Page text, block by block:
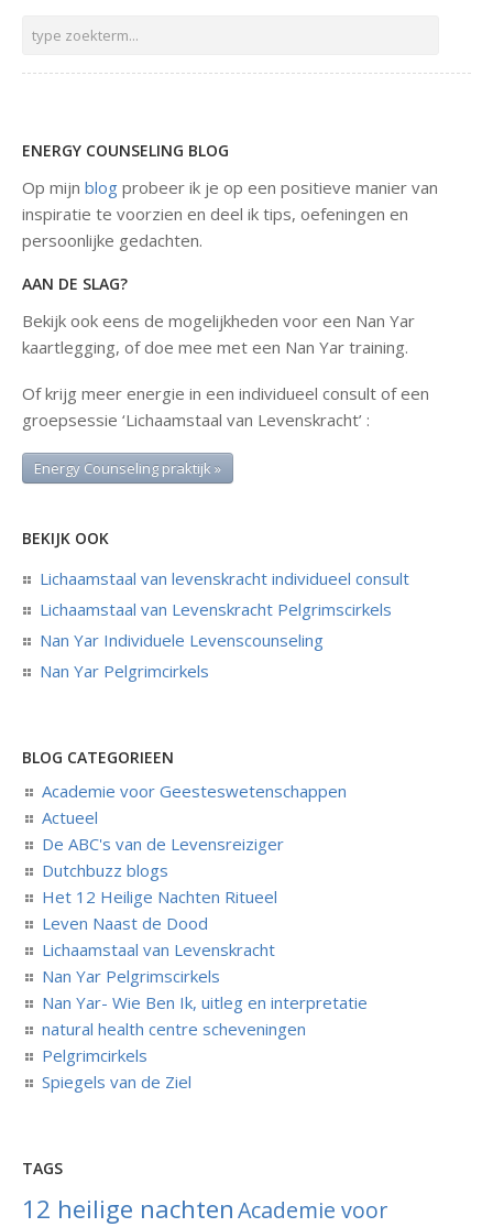
ENERGY COUNSELING BLOG
Op mijn blog probeer ik je op een positieve manier van
inspiratie te voorzien en deel ik tips, oefeningen en
persoonlijke gedachten.
AAN DE SLAG?
Bekijk ook eens de mogelijkheden voor een Nan Yar
kaartlegging, of doe mee met een Nan Yar training.
Of krijg meer energie in een individueel consult of een
groepsessie ‘Lichaamstaal van Levenskracht’ :
Energy Counseling praktijk »
BEKIJK OOK
Lichaamstaal van levenskracht individueel consult
Lichaamstaal van Levenskracht Pelgrimscirkels
Nan Yar Individuele Levenscounseling
Nan Yar Pelgrimcirkels
BLOG CATEGORIEEN
Academie voor Geesteswetenschappen
Actueel
De ABC's van de Levensreiziger
Dutchbuzz blogs
Het 12 Heilige Nachten Ritueel
Leven Naast de Dood
Lichaamstaal van Levenskracht
Nan Yar Pelgrimscirkels
Nan Yar- Wie Ben Ik, uitleg en interpretatie
natural health centre scheveningen
Pelgrimcirkels
Spiegels van de Ziel
TAGS
12 heilige nachtenAcademie voor